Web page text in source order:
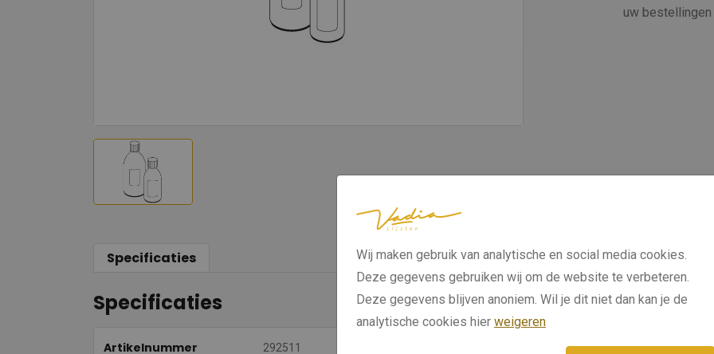
uw
Specificaties
Specificaties
Artikelnummer 292511
Wij maken gebruik van analytische en social media cookies.
Deze gegevens gebruiken wij om de website te verbeteren.
Deze gegevens blijven anoniem. Wil je dit niet dan kan je de
analytische cookies hier weigeren